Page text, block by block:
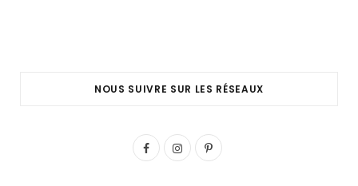
NOUS SUIVRE SUR LES RÉSEAUX
F
I
P